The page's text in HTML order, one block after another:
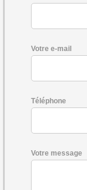
Votre e-mail
Téléphone
Votre message